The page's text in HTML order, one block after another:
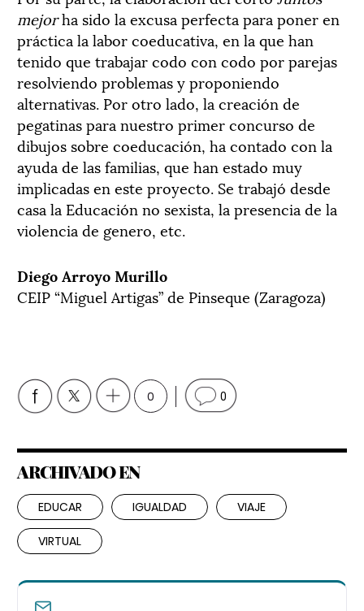
mejorha sido la excusa perfecta para poner en
práctica la labor coeducativa, en la que han
tenido que trabajar codo con codo por parejas
resolviendo problemas y proponiendo
alternativas. Por otro lado, la creación de
pegatinas para nuestro primer concurso de
dibujos sobre coeducación, ha contado con la
ayuda de las familias, que han estado muy
implicadas en este proyecto. Se trabajó desde
casa la Educación no sexista, la presencia de la
violencia de genero, etc.
Diego Arroyo Murillo
CEIP “Miguel Artigas” de Pinseque (Zaragoza)
0 0
ARCHIVADO EN
EDUCAR IGUALDAD VIAJE
VIRTUAL